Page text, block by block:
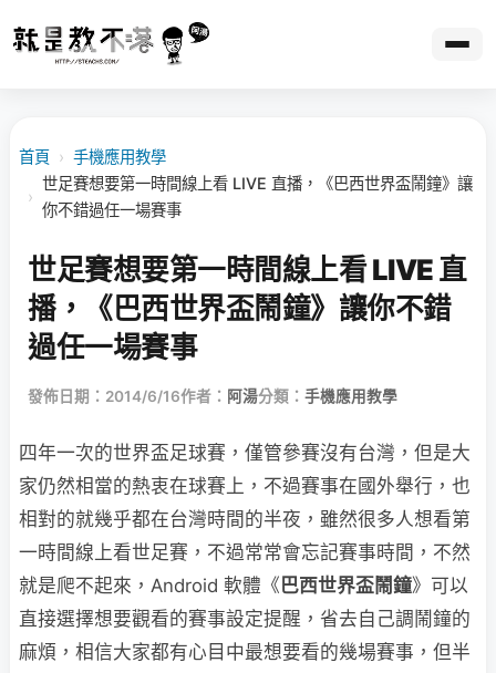
首頁 › 手機應用教學
›
世足賽想要第一時間線上看 LIVE 直播，《巴西世界盃鬧鐘》讓
你不錯過任一場賽事
世足賽想要第一時間線上看 LIVE 直
播，《巴西世界盃鬧鐘》讓你不錯
過任一場賽事
發佈日期：2014/6/16作者： 阿湯分類： 手機應用教學
四年一次的世界盃足球賽，僅管參賽沒有台灣，但是大
家仍然相當的熱衷在球賽上，不過賽事在國外舉行，也
相對的就幾乎都在台灣時間的半夜，雖然很多人想看第
一時間線上看世足賽，不過常常會忘記賽事時間，不然
就是爬不起來，Android 軟體《巴西世界盃鬧鐘》可以
直接選擇想要觀看的賽事設定提醒，省去自己調鬧鐘的
麻煩，相信大家都有心目中最想要看的幾場賽事，但半